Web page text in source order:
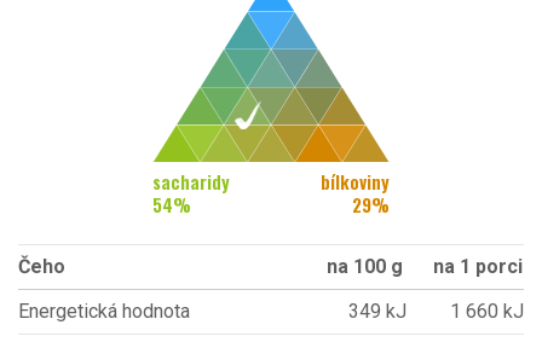
sacharidy
54%
bílkoviny
29%
Čeho na 100 g
na 1 porci
Energetická hodnota
349 kJ
1 660 kJ